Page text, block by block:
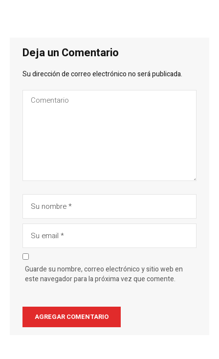
Deja un Comentario
Su dirección de correo electrónico no será publicada.
Guarde su nombre, correo electrónico y sitio web en
este navegador para la próxima vez que comente.